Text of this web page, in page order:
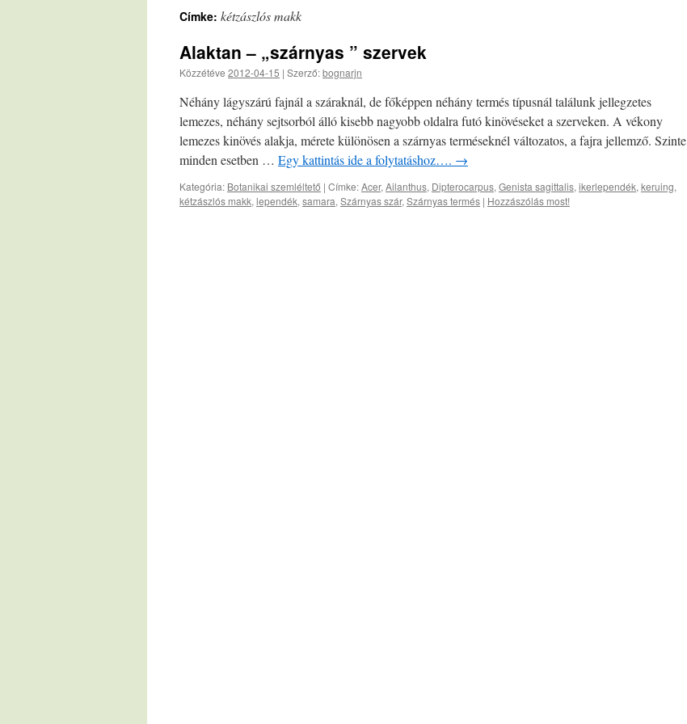
Címke: kétzászlós makk
Alaktan – „szárnyas ” szervek
Közzétéve 2012-04-15 | Szerző:bognarjn
Néhány lágyszárú fajnál a száraknál, de főképpen néhány termés típusnál találunk jellegzetes
lemezes, néhány sejtsorból álló kisebb nagyobb oldalra futó kinövéseket a szerveken. A vékony
lemezes kinövés alakja, mérete különösen a szárnyas terméseknél változatos, a fajra jellemző. Szinte
minden esetben … Egy kattintás ide a folytatáshoz…. →
Kategória: Botanikai szemléltető | Címke:Acer, Ailanthus, Dipterocarpus, Genista sagittalis, ikerlependék, keruing,
kétzászlós makk, lependék, samara, Szárnyas szár, Szárnyas termés | Hozzászólás most!